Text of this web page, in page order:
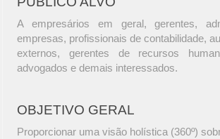
A empresários em geral, gerentes,
empresas, profissionais de contabilidade,
externos, gerentes de recursos
advogados e demais interessados.
OBJETIVO GERAL
Proporcionar uma visão holística (360º)